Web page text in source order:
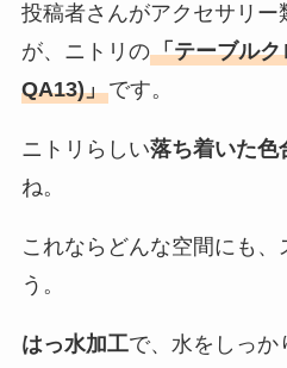
投稿者さんがアクセサリ
が、ニトリの「テーブル
QA13)」です。
ニトリらしい落ち着いた色
ね。
これならどんな空間にも
う。
はっ水加工で、水をしっか